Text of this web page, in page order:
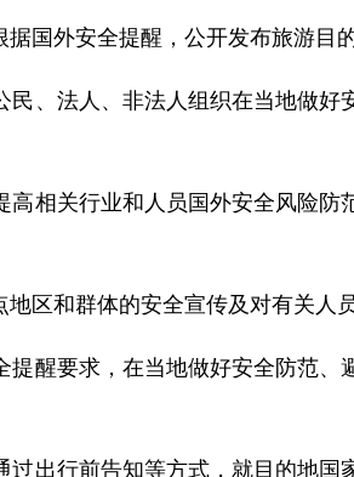
国外安全提醒，公开发布旅游目
、法人、非法人组织在当地做好
相关行业和人员国外安全风险防
区和群体的安全宣传及对有关人员
醒要求，在当地做好安全防范、
出行前告知等方式，就目的地国